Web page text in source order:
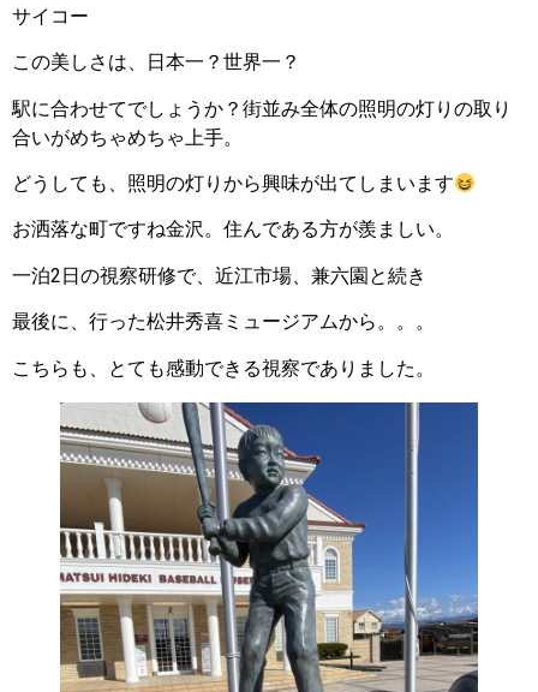
サイコー
この美しさは、日本一？世界一？
駅に合わせてでしょうか？街並み全体の照明の灯りの取り
合いがめちゃめちゃ上手。
どうしても、照明の灯りから興味が出てしまいます
お洒落な町ですね金沢。住んである方が羨ましい。
一泊2日の視察研修で、近江市場、兼六園と続き
最後に、行った松井秀喜ミュージアムから。。。
こちらも、とても感動できる視察でありました。